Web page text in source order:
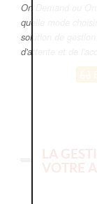
On Demand ou On
quelle mode choisir
solution de gestion
d'attente et de
LA
VOTRE